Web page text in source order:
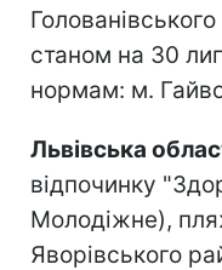
станом на 30
нормам: м.
Львівська
відпочинку
Молодіжне),
Яворівського